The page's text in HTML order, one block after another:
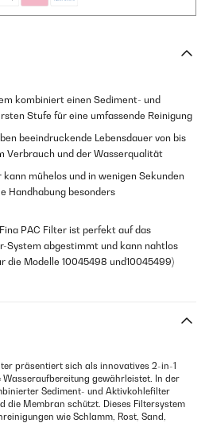
kombiniert einen Sediment- und
Stufe für eine umfassende Reinigung
beeindruckende Lebensdauer von bis
Verbrauch und der Wasserqualität
kann mühelos und in wenigen Sekunden
Handhabung besonders
PAC Filter ist perfekt auf das
System abgestimmt und kann nahtlos
die Modelle 10045498 und10045499)
präsentiert sich als innovatives 2-in-1
Wasseraufbereitung gewährleistet. In der
Sediment- und Aktivkohlefilter
die Membran schützt. Dieses Filtersystem
wie Schlamm, Rost, Sand,